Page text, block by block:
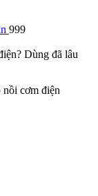
999
Dùng đã lâu